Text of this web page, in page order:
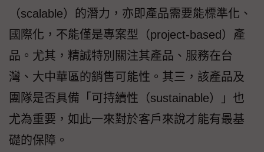
（scalable）的潛力，亦即產品需要能標準化、
國際化，不能僅是專案型（project-based）產
品。尤其，精誠特別關注其產品、服務在台
灣、大中華區的銷售可能性。其三，該產品及
團隊是否具備「可持續性（sustainable）」也
尤為重要，如此一來對於客戶來說才能有最基
礎的保障。